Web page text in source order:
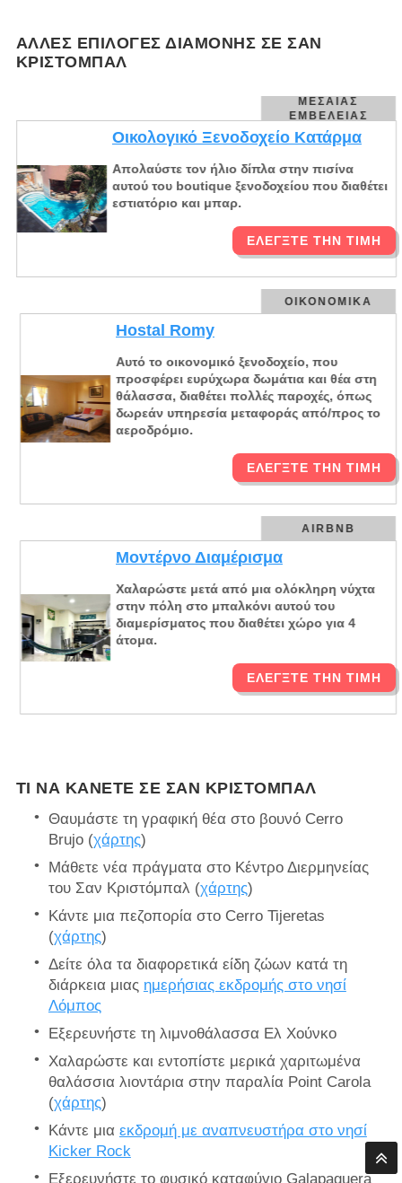
ΆΛΛΕΣ ΕΠΙΛΟΓΈΣ ΔΙΑΜΟΝΉΣ ΣΕ ΣΑΝ
ΚΡΙΣΤΟΜΠΆΛ
ΜΕΣΑΊΑΣ
ΕΜΒΈΛΕΙΑΣ
Οικολογικό Ξενοδοχείο Κατάρμα
Απολαύστε τον ήλιο δίπλα στην πισίνα
αυτού του boutique ξενοδοχείου που διαθέτει
εστιατόριο και μπαρ.
ΕΛΈΓΞΤΕ ΤΗΝ ΤΙΜΉ
ΟΙΚΟΝΟΜΙΚΆ
Hostal Romy
Αυτό το οικονομικό ξενοδοχείο, που
προσφέρει ευρύχωρα δωμάτια και θέα στη
θάλασσα, διαθέτει πολλές παροχές, όπως
δωρεάν υπηρεσία μεταφοράς από/προς το
αεροδρόμιο.
ΕΛΈΓΞΤΕ ΤΗΝ ΤΙΜΉ
AIRBNB
Μοντέρνο Διαμέρισμα
Χαλαρώστε μετά από μια ολόκληρη νύχτα
στην πόλη στο μπαλκόνι αυτού του
διαμερίσματος που διαθέτει χώρο για 4
άτομα.
ΕΛΈΓΞΤΕ ΤΗΝ ΤΙΜΉ
ΤΙ ΝΑ ΚΆΝΕΤΕ ΣΕ ΣΑΝ ΚΡΙΣΤΟΜΠΆΛ
Θαυμάστε τη γραφική θέα στο βουνό Cerro
Brujo (χάρτης)
Μάθετε νέα πράγματα στο Κέντρο Διερμηνείας
του Σαν Κριστόμπαλ (χάρτης)
Κάντε μια πεζοπορία στο Cerro Tijeretas
(χάρτης)
Δείτε όλα τα διαφορετικά είδη ζώων κατά τη
διάρκεια μιας ημερήσιας εκδρομής στο νησί
Λόμπος
Εξερευνήστε τη λιμνοθάλασσα Ελ Χούνκο
Χαλαρώστε και εντοπίστε μερικά χαριτωμένα
θαλάσσια λιοντάρια στην παραλία Point Carola
(χάρτης)
Κάντε μια εκδρομή με αναπνευστήρα στο νησί
Kicker Rock
Εξερευνήστε το φυσικό καταφύγιο Galapaguera